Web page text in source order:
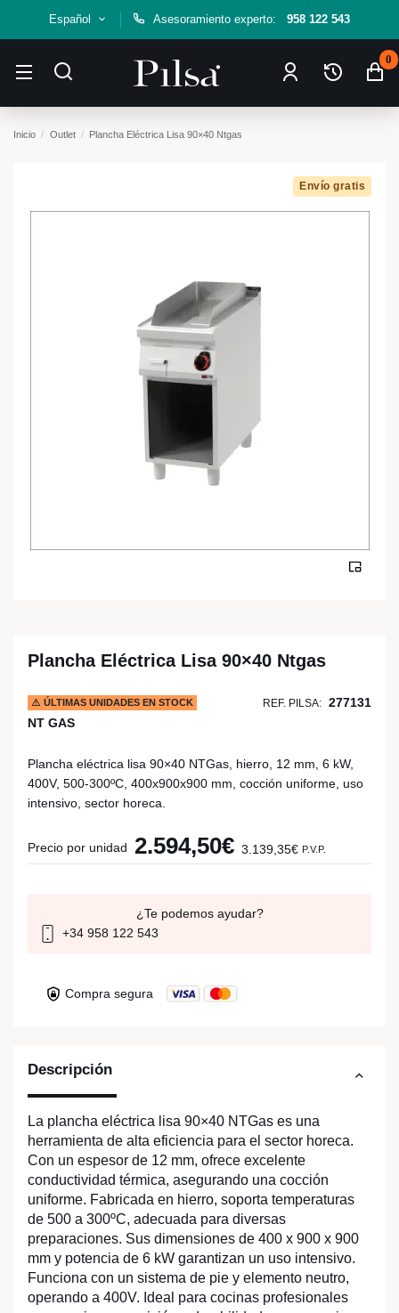
Español Asesoramiento experto: 958 122 543
0
Inicio Outlet Plancha Eléctrica Lisa 90×40 Ntgas
Descripción
La plancha eléctrica lisa 90×40 NTGas es una
herramienta de alta eficiencia para el sector horeca.
Con un espesor de 12 mm, ofrece excelente
conductividad térmica, asegurando una cocción
uniforme. Fabricada en hierro, soporta temperaturas
de 500 a 300ºC, adecuada para diversas
preparaciones. Sus dimensiones de 400 x 900 x 900
mm y potencia de 6 kW garantizan un uso intensivo.
Funciona con un sistema de pie y elemento neutro,
operando a 400V. Ideal para cocinas profesionales
Envío gratis
Plancha Eléctrica Lisa 90×40 Ntgas
ÚLTIMAS UNIDADES EN STOCK REF. PILSA: 277131
NT GAS
Plancha eléctrica lisa 90×40 NTGas, hierro, 12 mm, 6 kW,
400V, 500-300ºC, 400x900x900 mm, cocción uniforme, uso
intensivo, sector horeca.
Precio por unidad 2.594,50€ 3.139,35€ P.V.P.
¿Te podemos ayudar?
+34 958 122 543
Compra segura